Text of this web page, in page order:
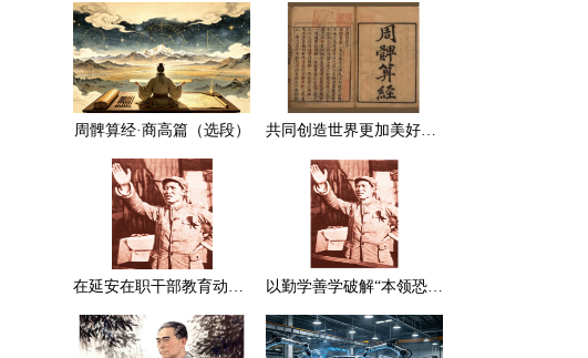
周髀算经·商高篇（选段） 共同创造世界更加美好的未来
在延安在职干部教育动员大会上的讲话（节选） 以勤学善学破解“本领恐慌”